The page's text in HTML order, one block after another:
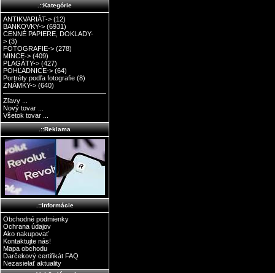
.::Kategórie
ANTIKVARIÁT-> (12)
BANKOVKY-> (6931)
CENNÉ PAPIERE, DOKLADY-
> (3)
FOTOGRAFIE-> (278)
MINCE-> (409)
PLAGÁTY-> (427)
POHĽADNICE-> (64)
Portréty podľa fotografie (8)
ZNÁMKY-> (640)
Zľavy ...
Nový tovar ...
Všetok tovar ...
.::Reklama
.::Informácie
Obchodné podmienky
Ochrana údajov
Ako nakupovať
Kontaktujte nás!
Mapa obchodu
Darčekový certifikát FAQ
Nezasielať aktuality